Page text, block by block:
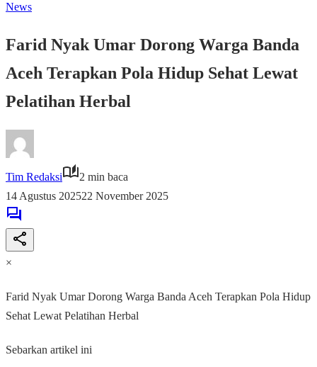
News
Farid Nyak Umar Dorong Warga Banda
Aceh Terapkan Pola Hidup Sehat Lewat
Pelatihan Herbal
Tim Redaksi
2 min baca
14 Agustus 202522 November 2025
×
Farid Nyak Umar Dorong Warga Banda Aceh Terapkan Pola Hidup
Sehat Lewat Pelatihan Herbal
Sebarkan artikel ini